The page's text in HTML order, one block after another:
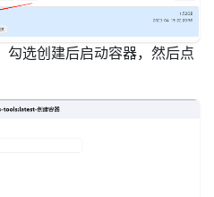
勾选创建后启动容器，然后点